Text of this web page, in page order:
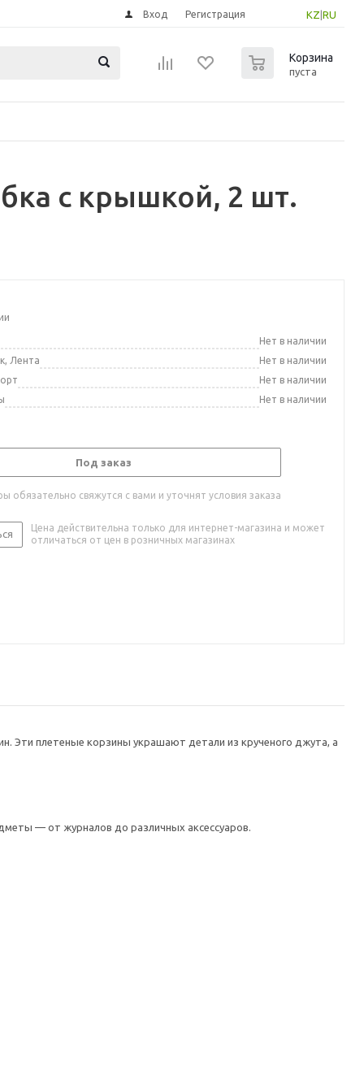
KZ RU
Вход Регистрация
Корзина
пуста
с крышкой, 2 шт.
Нет в наличии
Лента
Нет в наличии
Нет в наличии
Нет в наличии
Под заказ
обязательно свяжутся с вами и уточнят условия заказа
Цена действительна только для интернет-магазина и может
отличаться от цен в розничных магазинах
Эти плетеные корзины украшают детали из крученого джута, а
— от журналов до различных аксессуаров.